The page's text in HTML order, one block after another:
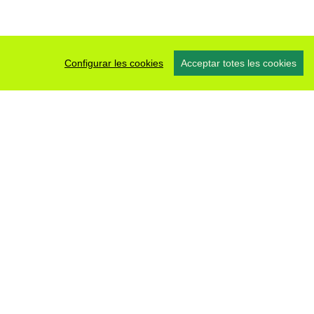
Configurar les cookies Acceptar totes les cookies